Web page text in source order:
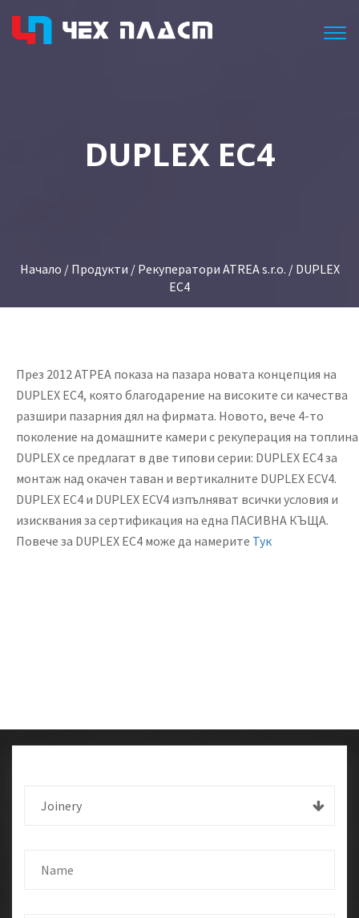
DUPLEX ЕС4
Начало / Продукти / Рекуператори ATREA s.r.o. / DUPLEX
ЕС4
През 2012 АТРЕА показа на пазара новата концепция на
DUPLEX ЕС4, която благодарение на високите си качества
разшири пазарния дял на фирмата. Новото, вече 4-то
поколение на домашните камери с рекуперация на топлина
DUPLEX се предлагат в две типови серии: DUPLEX ЕС4 за
монтаж над окачен таван и вертикалните DUPLEX ЕСV4.
DUPLEX ЕС4 и DUPLEX ЕСV4 изпълняват всички условия и
изисквания за сертификация на една ПАСИВНА КЪЩА.
Повече за DUPLEX ЕС4 може да намерите Тук
Joinery